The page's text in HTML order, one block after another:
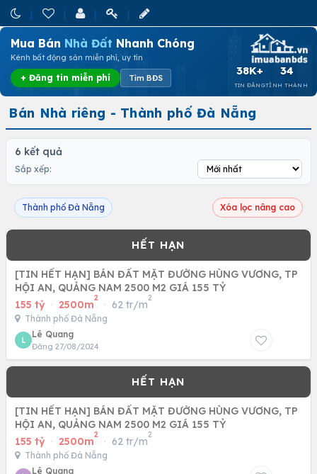
Mua Bán Nhà Đất Nhanh Chóng
Kênh bất động sản miễn phí, uy tín
+ Đăng tin miễn phí Tìm BĐS
38K+
TIN ĐĂNG
34
TỈNH THÀNH
Bán Nhà riêng - Thành phố Đà Nẵng
6 kết quả
Sắp xếp:
Thành phố Đà Nẵng Xóa lọc nâng cao
[TIN HẾT HẠN] BÁN ĐẤT MẶT ĐƯỜNG HÙNG VƯƠNG, TP
HỘI AN, QUẢNG NAM 2500 M2 GIÁ 155 TỶ
155 tỷ · 2500m
2
· 62 tr/m
2
Thành phố Đà Nẵng
L
Lê Quang
Đăng 27/08/2024
[TIN HẾT HẠN] BÁN ĐẤT MẶT ĐƯỜNG HÙNG VƯƠNG, TP
HỘI AN, QUẢNG NAM 2500 M2 GIÁ 155 TỶ
155 tỷ · 2500m
2
· 62 tr/m
2
Thành phố Đà Nẵng
Lê Quang